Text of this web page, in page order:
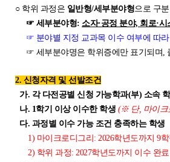
TCAT
SIF 2026
소개
개회사
지난 SIF 보기
게시판
○ 학위 과정은 일반형/세부분야형으로 구
☞ 세부분야형: 소자·공정 분야, 회로·시
☞ 분야별 지정 교과목 이수 여부에 따
☞ 세부분야명은 학위증에만 표기되며,
2. 신청자격 및 선발조건
가. 각 다전공별 신청 가능학과(부) 소속
나. 1학기 이상 이수한 학생 (※ 단, 마이크
다. 과정별 이수 가능 조건 충족하는 학생
1) 마이크로디그리: 2026학년도까지 9학
2) 학위 과정: 2027학년도까지 이수 완료